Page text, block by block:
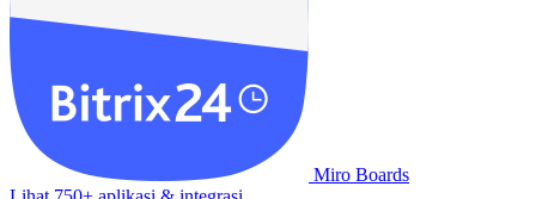
Miro Boards